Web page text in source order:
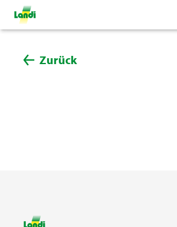
Zurück